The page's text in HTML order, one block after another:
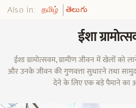
Also in: தமிழ் తెలుగు
ईशा
ईशा ग्रामोत्सवम, ग्रामीण जीवन में खेलों को
और उनके जीवन की गुणवत्ता सुधारने तथा
देने के लिए एक बड़े पैमाने का